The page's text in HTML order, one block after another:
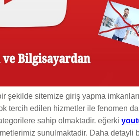
şekilde sitemize giriş yapma
tercih edilen hizmetler ile fenomen
sahip olmaktadir. eğerki
sunulmaktadir. Daha detayli